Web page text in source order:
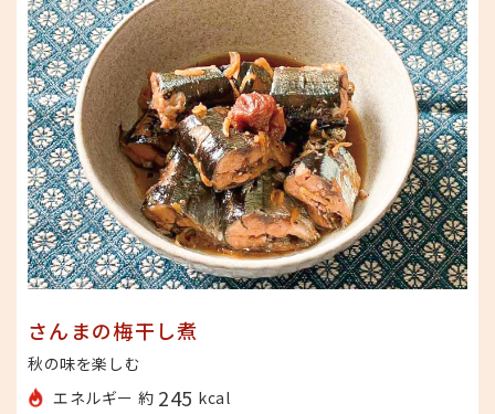
さんまの梅干し煮
秋の味を楽しむ
エネルギー 約 245 kcal